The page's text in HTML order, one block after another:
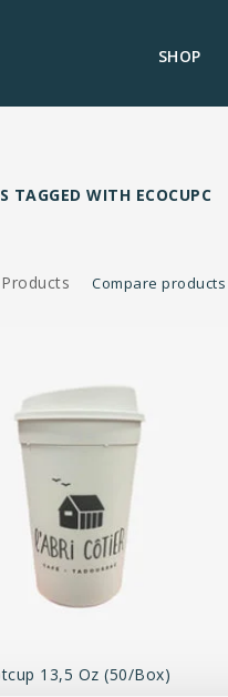
SHOP
TAGGED WITH ECOCUPC
Compare products
13,5 Oz (50/Box)